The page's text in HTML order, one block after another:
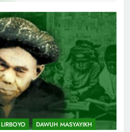
Jumat Perihal Bulan
Jumat: Mereka yang
Predikat Haji Mabrur
DAWUH MASYAYIKH